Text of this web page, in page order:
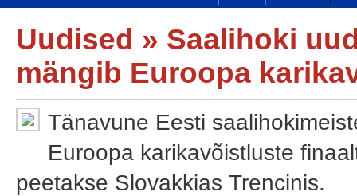
Uudised » Saalihoki
mängib Euroopa
Tänavune Eesti
Euroopa karikavõistluste
peetakse Slovakkias Trencinis.